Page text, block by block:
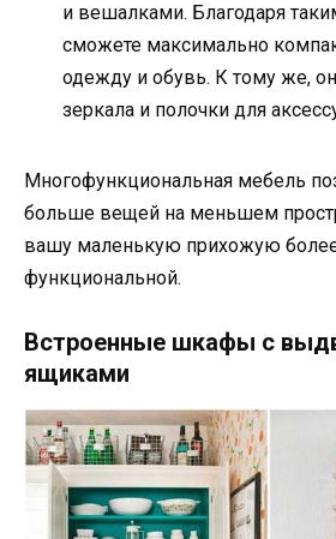
и вешалками. Благодаря
сможете максимально
одежду и обувь. К тому же,
зеркала и полочки для
Многофункциональная мебель
больше вещей на меньшем
вашу маленькую прихожую
функциональной.
Встроенные шкафы с
ящиками